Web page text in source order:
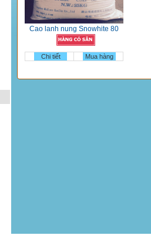
Cao lanh nung Snowhite 80
Chi tiết Mua hàng